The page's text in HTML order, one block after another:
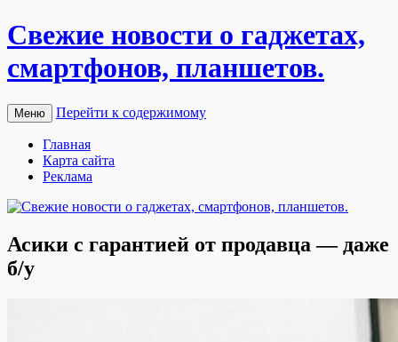
Свежие новости о гаджетах,
смартфонов, планшетов.
Меню Перейти к содержимому
Главная
Карта сайта
Реклама
Асики с гарантией от продавца — даже
б/у